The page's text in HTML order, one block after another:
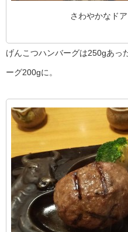
さわやかなドア
げんこつハンバーグは250gあっ
ーグ200gに。